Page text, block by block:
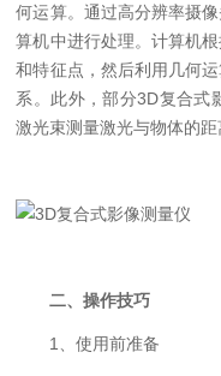
何运算。通过高分辨率摄
算机中进行处理。计算机
和特征点，然后利用几何
系。此外，部分3D复合式
激光束测量激光与物体的距
二、操作技巧
1、使用前准备